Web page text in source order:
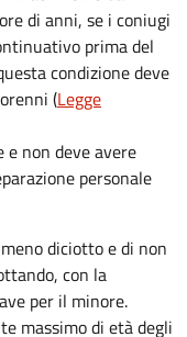
di anni, se i coniugi
prima del
condizione deve
(Legge
non deve avere
personale
diciotto e di non
con la
per il minore.
massimo di età degli